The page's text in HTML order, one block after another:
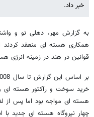
خبر داد.
همکاری هسته ای منعقد کردند
قوانین در هند در زمینه انرژی
خرید سوخت و رآکتور هسته ای و
هسته ای مواجه بود اما پس
چهار نیروگاه هسته ای جدید با